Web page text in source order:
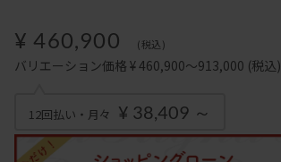
¥ 460,900 (税込)
バリエーション価格 ¥ 460,900～913,000 (税込)
12回払い・月々 ¥ 38,409 ～